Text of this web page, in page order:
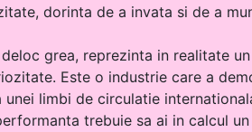
dorinta de a invata si de a
grea, reprezinta in realitate
Este o industrie care a
limbi de circulatie
trebuie sa ai in calcul